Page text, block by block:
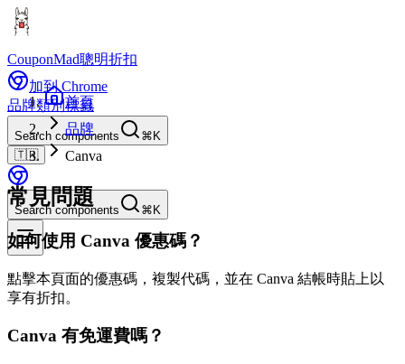
CouponMad聰明折扣
加到 Chrome
品牌類別標籤
Search components
⌘K
🇹🇼
Search components ⌘K
首頁
品牌
Canva
常見問題
如何使用 Canva 優惠碼？
點擊本頁面的優惠碼，複製代碼，並在 Canva 結帳時貼上以
享有折扣。
Canva 有免運費嗎？